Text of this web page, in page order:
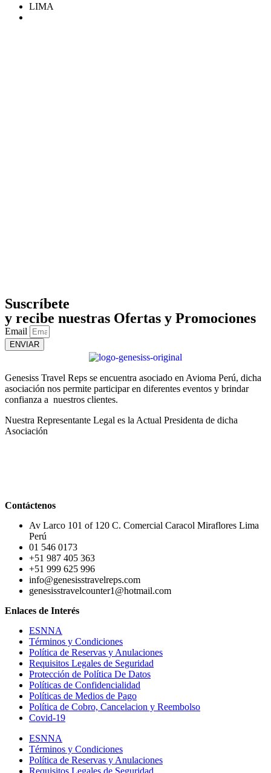
LIMA
Suscríbete
y recibe nuestras Ofertas y Promociones
Email
ENVIAR
Genesiss Travel Reps se encuentra asociado en Avioma Perú, dicha
asociación nos permite participar en diferentes eventos y brindar
confianza a nuestros clientes.
Nuestra Representante Legal es la Actual Presidenta de dicha
Asociación
Contáctenos
Av Larco 101 of 120 C. Comercial Caracol Miraflores Lima
Perú
01 546 0173
+51 987 405 363
+51 999 625 996
info@genesisstravelreps.com
genesisstravelcounter1@hotmail.com
Enlaces de Interés
ESNNA
Términos y Condiciones
Política de Reservas y Anulaciones
Requisitos Legales de Seguridad
Protección de Política De Datos
Políticas de Confidencialidad
Políticas de Medios de Pago
Política de Cobro, Cancelacion y Reembolso
Covid-19
ESNNA
Términos y Condiciones
Política de Reservas y Anulaciones
Requisitos Legales de Seguridad